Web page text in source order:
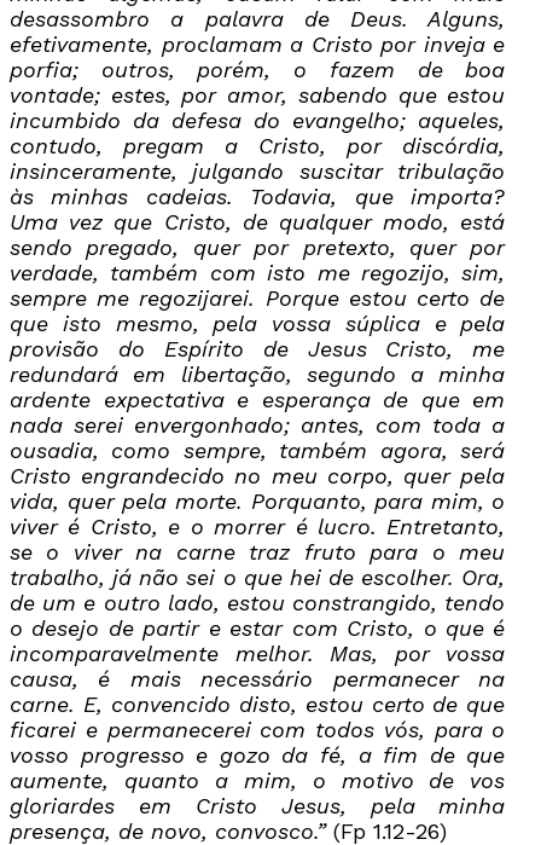
desassombro a palavra de Deus. Alguns,
efetivamente, proclamam a Cristo por inveja e
porfia; outros, porém, o fazem de boa
vontade; estes, por amor, sabendo que estou
incumbido da defesa do evangelho; aqueles,
contudo, pregam a Cristo, por discórdia,
insinceramente, julgando suscitar tribulação
às minhas cadeias. Todavia, que importa?
Uma vez que Cristo, de qualquer modo, está
sendo pregado, quer por pretexto, quer por
verdade, também com isto me regozijo, sim,
sempre me regozijarei. Porque estou certo de
que isto mesmo, pela vossa súplica e pela
provisão do Espírito de Jesus Cristo, me
redundará em libertação, segundo a minha
ardente expectativa e esperança de que em
nada serei envergonhado; antes, com toda a
ousadia, como sempre, também agora, será
Cristo engrandecido no meu corpo, quer pela
vida, quer pela morte. Porquanto, para mim, o
viver é Cristo, e o morrer é lucro. Entretanto,
se o viver na carne traz fruto para o meu
trabalho, já não sei o que hei de escolher. Ora,
de um e outro lado, estou constrangido, tendo
o desejo de partir e estar com Cristo, o que é
incomparavelmente melhor. Mas, por vossa
causa, é mais necessário permanecer na
carne. E, convencido disto, estou certo de que
ficarei e permanecerei com todos vós, para o
vosso progresso e gozo da fé, a fim de que
aumente, quanto a mim, o motivo de vos
gloriardes em Cristo Jesus, pela minha
presença, de novo, convosco.” (Fp 1.12-26)